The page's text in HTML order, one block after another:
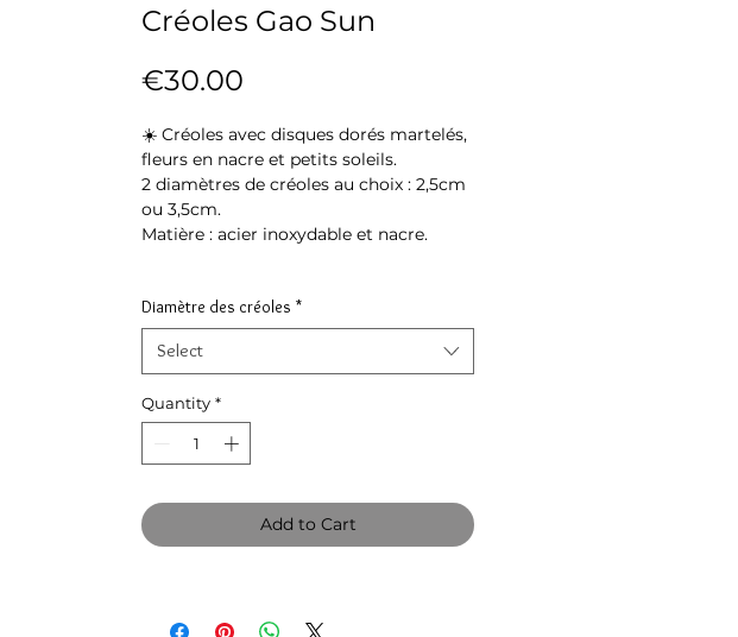
Créoles Gao Sun
€30.00
☀️ Créoles avec disques dorés martelés,
fleurs en nacre et petits soleils.
2 diamètres de créoles au choix : 2,5cm
ou 3,5cm.
Matière : acier inoxydable et nacre.
Diamètre des créoles *
Select
Quantity *
Add to Cart